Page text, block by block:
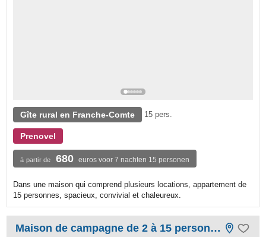
Gîte rural en Franche-Comte 15 pers.
Prenovel
à partir de 680 euros voor 7 nachten 15 personen
Dans une maison qui comprend plusieurs locations, appartement de
15 personnes, spacieux, convivial et chaleureux.
Maison de campagne de 2 à 15 personnes